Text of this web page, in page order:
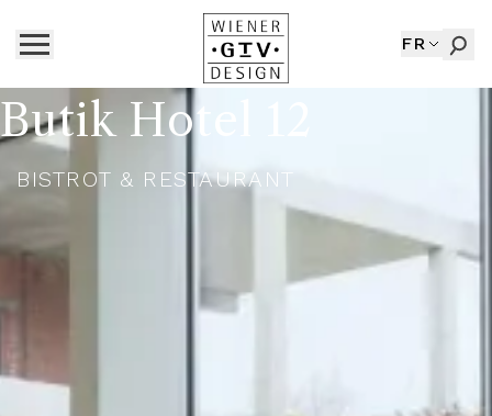
FR
Butik Hotel 12
BISTROT & RESTAURANT